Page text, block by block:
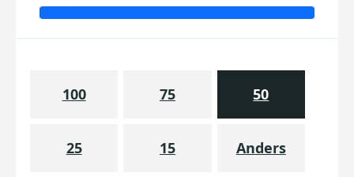
100 75 50
25 15 Anders